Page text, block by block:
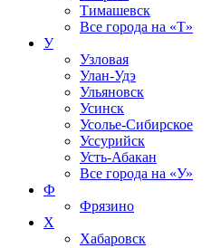
Тимашевск
Все города на «Т»
У
Узловая
Улан-Удэ
Ульяновск
Усинск
Усолье-Сибирское
Уссурийск
Усть-Абакан
Все города на «У»
Ф
Фрязино
Х
Хабаровск